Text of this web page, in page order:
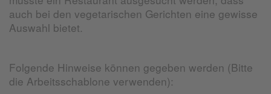
auch bei den vegetarischen Gerichten eine gewisse
Auswahl bietet.
Folgende Hinweise können gegeben werden (Bitte
die Arbeitsschablone verwenden):